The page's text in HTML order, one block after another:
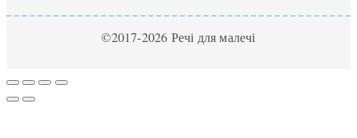
©2017-2026 Речі для малечі